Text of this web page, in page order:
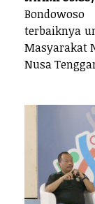
terbaiknya
Masyarakat
Nusa